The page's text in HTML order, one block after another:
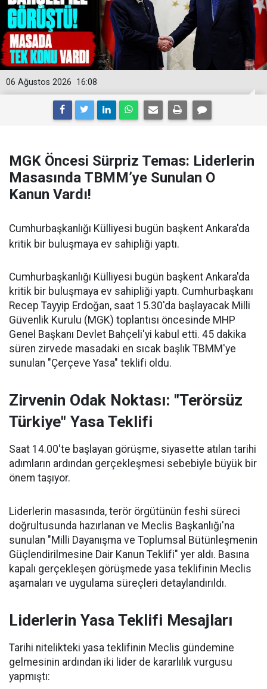
16:08
06 Ağustos 2026
MGK Öncesi Sürpriz Temas: Liderlerin
Masasında TBMM’ye Sunulan O
Kanun Vardı!
Cumhurbaşkanlığı Külliyesi bugün başkent Ankara'da
kritik bir buluşmaya ev sahipliği yaptı.
Cumhurbaşkanlığı Külliyesi bugün başkent Ankara'da
kritik bir buluşmaya ev sahipliği yaptı. Cumhurbaşkanı
Recep Tayyip Erdoğan, saat 15.30'da başlayacak Milli
Güvenlik Kurulu (MGK) toplantısı öncesinde MHP
Genel Başkanı Devlet Bahçeli'yi kabul etti. 45 dakika
süren zirvede masadaki en sıcak başlık TBMM'ye
sunulan "Çerçeve Yasa" teklifi oldu.
Zirvenin Odak Noktası: "Terörsüz
Türkiye" Yasa Teklifi
Saat 14.00'te başlayan görüşme, siyasette atılan tarihi
adımların ardından gerçekleşmesi sebebiyle büyük bir
önem taşıyor.
Liderlerin masasında, terör örgütünün feshi süreci
doğrultusunda hazırlanan ve Meclis Başkanlığı'na
sunulan "Milli Dayanışma ve Toplumsal Bütünleşmenin
Güçlendirilmesine Dair Kanun Teklifi" yer aldı. Basına
kapalı gerçekleşen görüşmede yasa teklifinin Meclis
aşamaları ve uygulama süreçleri detaylandırıldı.
Liderlerin Yasa Teklifi Mesajları
Tarihi nitelikteki yasa teklifinin Meclis gündemine
gelmesinin ardından iki lider de kararlılık vurgusu
yapmıştı: